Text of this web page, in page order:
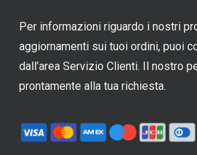
scelte
nella
pagina
del
nella
Per informazioni riguardo i nostri
aggiornamenti sui tuoi ordini, puoi
dall’area Servizio Clienti. Il nostro
prontamente alla tua richiesta.